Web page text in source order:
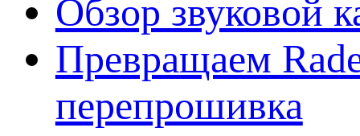
Обзор звуковой
Превращаем
перепрошивка